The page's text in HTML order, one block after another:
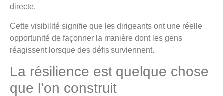
directe.
Cette visibilité signifie que les dirigeants ont une réelle
opportunité de façonner la manière dont les gens
réagissent lorsque des défis surviennent.
La résilience est quelque chose
que l’on construit